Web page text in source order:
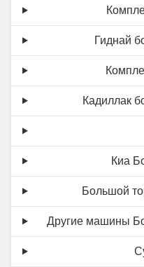
Гиднай
Кадиллак
Киа
Большой
Другие машины